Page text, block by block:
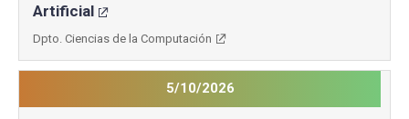
Artificial
Dpto. Ciencias de la Computación
5/10/2026